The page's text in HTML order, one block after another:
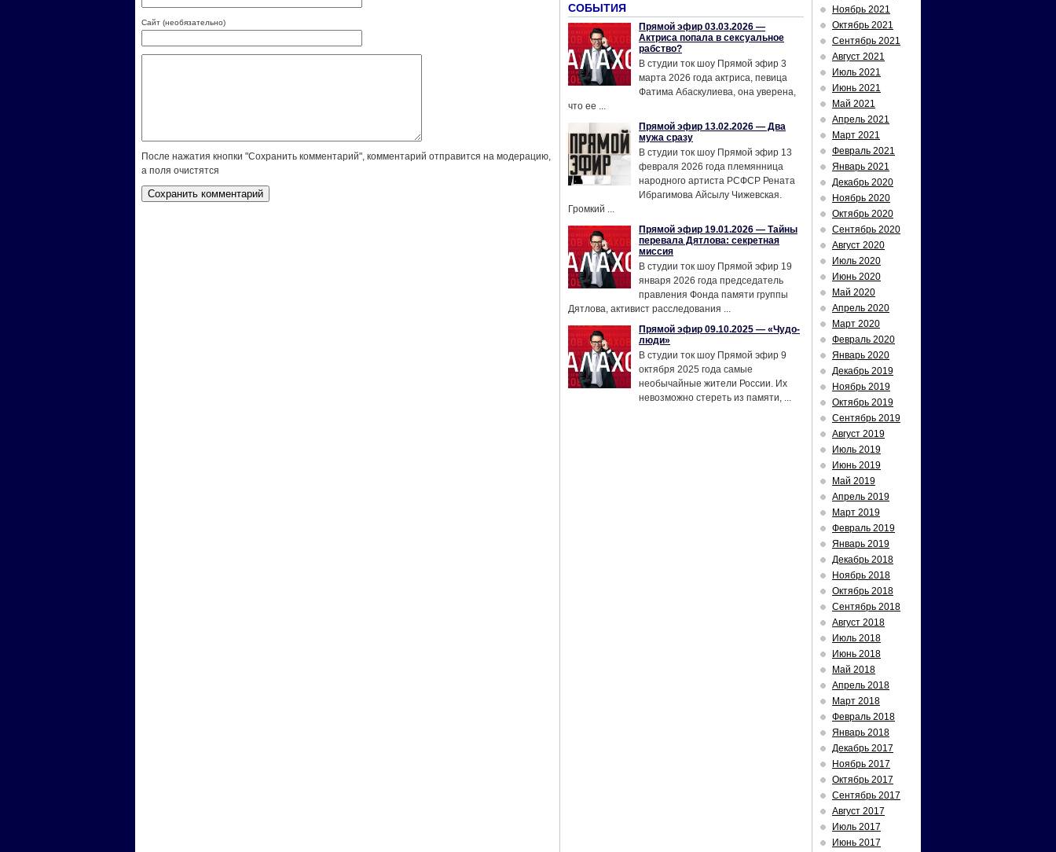
Сайт (необязательно)
После нажатия кнопки "Сохранить комментарий", комментарий отправится на модерацию,
а поля очистятся
СОБЫТИЯ
Прямой эфир 03.03.2026 —
Актриса попала в сексуальное
рабство?
В студии ток шоу Прямой эфир 3
марта 2026 года актриса, певица
Фатима Абаскулиева, она уверена,
что ее ...
Прямой эфир 13.02.2026 — Два
мужа сразу
В студии ток шоу Прямой эфир 13
февраля 2026 года племянница
народного артиста РСФСР Рената
Ибрагимова Айсылу Чижевская.
Громкий ...
Прямой эфир 19.01.2026 — Тайны
перевала Дятлова: секретная
миссия
В студии ток шоу Прямой эфир 19
января 2026 года председатель
правления Фонда памяти группы
Дятлова, активист расследования ...
Прямой эфир 09.10.2025 — «Чудо-
люди»
В студии ток шоу Прямой эфир 9
октября 2025 года самые
необычайные жители России. Их
невозможно стереть из памяти, ...
Ноябрь 2021
Октябрь 2021
Сентябрь 2021
Август 2021
Июль 2021
Июнь 2021
Май 2021
Апрель 2021
Март 2021
Февраль 2021
Январь 2021
Декабрь 2020
Ноябрь 2020
Октябрь 2020
Сентябрь 2020
Август 2020
Июль 2020
Июнь 2020
Май 2020
Апрель 2020
Март 2020
Февраль 2020
Январь 2020
Декабрь 2019
Ноябрь 2019
Октябрь 2019
Сентябрь 2019
Август 2019
Июль 2019
Июнь 2019
Май 2019
Апрель 2019
Март 2019
Февраль 2019
Январь 2019
Декабрь 2018
Ноябрь 2018
Октябрь 2018
Сентябрь 2018
Август 2018
Июль 2018
Июнь 2018
Май 2018
Апрель 2018
Март 2018
Февраль 2018
Январь 2018
Декабрь 2017
Ноябрь 2017
Октябрь 2017
Сентябрь 2017
Август 2017
Июль 2017
Июнь 2017